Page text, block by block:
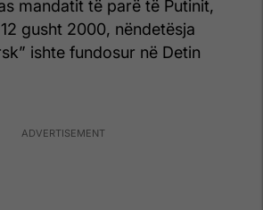
mandatit të parë të Putinit,
gusht 2000, nëndetësja
ishte fundosur në Detin